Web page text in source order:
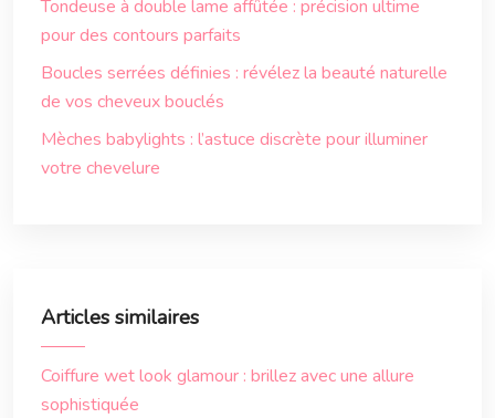
Tondeuse à double lame affûtée : précision ultime
pour des contours parfaits
Boucles serrées définies : révélez la beauté naturelle
de vos cheveux bouclés
Mèches babylights : l’astuce discrète pour illuminer
votre chevelure
Articles similaires
Coiffure wet look glamour : brillez avec une allure
sophistiquée